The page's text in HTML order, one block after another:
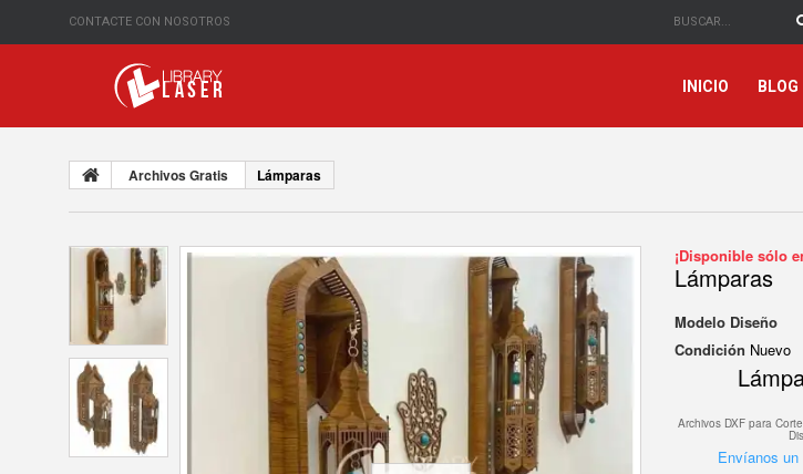
CONTACTE CON NOSOTROS
INICIO BLOG
Archivos Gratis Lámparas
¡Disponible sólo
Lámparas
Modelo Diseño
Condición Nuevo
Archivos DXF para
Envíanos